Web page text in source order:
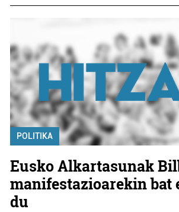
POLITIKA
Eusko Alkartasunak
manifestazioarekin bat
du
Osasungintza
ALDAKETA
Irun